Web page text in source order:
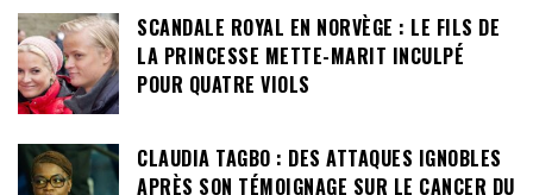
SCANDALE ROYAL EN NORVÈGE : LE FILS DE
LA PRINCESSE METTE-MARIT INCULPÉ
POUR QUATRE VIOLS
CLAUDIA TAGBO : DES ATTAQUES IGNOBLES
APRÈS SON TÉMOIGNAGE SUR LE CANCER DU